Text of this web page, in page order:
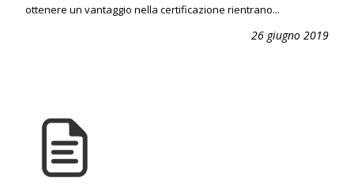
ottenere un vantaggio nella certificazione rientrano...
26 giugno 2019